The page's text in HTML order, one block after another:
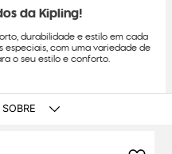
da Kipling!
durabilidade e estilo em cada
especiais, com uma variedade de
o seu estilo e conforto.